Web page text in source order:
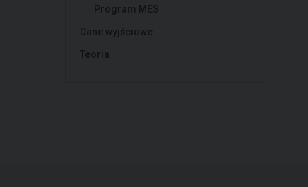
Program MES
Dane wyjściowe
Teoria